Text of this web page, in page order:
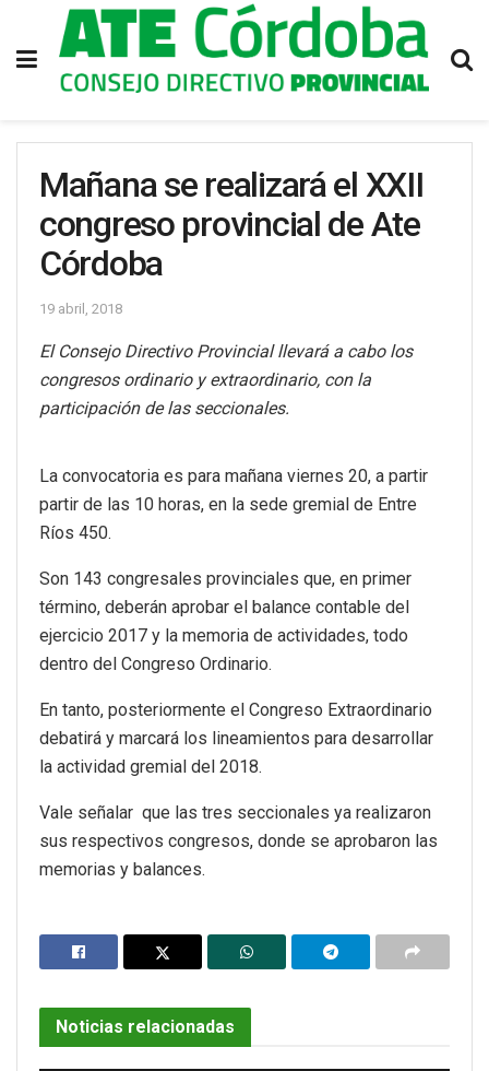
Mañana se realizará el XXII
congreso provincial de Ate
Córdoba
19 abril, 2018
El Consejo Directivo Provincial llevará a cabo los
congresos ordinario y extraordinario, con la
participación de las seccionales.
La convocatoria es para mañana viernes 20, a partir
partir de las 10 horas, en la sede gremial de Entre
Ríos 450.
Son 143 congresales provinciales que, en primer
término, deberán aprobar el balance contable del
ejercicio 2017 y la memoria de actividades, todo
dentro del Congreso Ordinario.
En tanto, posteriormente el Congreso Extraordinario
debatirá y marcará los lineamientos para desarrollar
la actividad gremial del 2018.
Vale señalar que las tres seccionales ya realizaron
sus respectivos congresos, donde se aprobaron las
memorias y balances.
Noticias relacionadas